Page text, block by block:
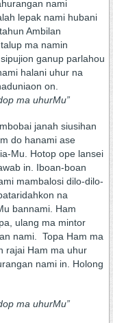
nami
lepak nami hubani
Ambilan
ma namin
ganup parlahou
halani uhur na
on.
ma uhurMu”
janah siusihan
do hanami ase
Mu. Hotop ope lansei
in. Iboan-boan
mambalosi dilo-dilo-
na
bannami. Ham
ulang ma mintor
nami. Topa Ham ma
rajai Ham ma uhur
nami in. Holong
ma uhurMu”